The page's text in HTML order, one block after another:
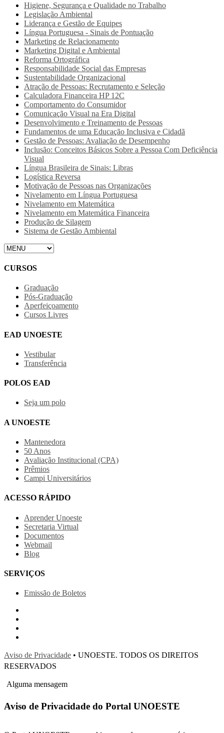
Higiene, Segurança e Qualidade no Trabalho
Legislação Ambiental
Liderança e Gestão de Equipes
Língua Portuguesa - Sinais de Pontuação
Marketing de Relacionamento
Marketing Digital e Ambiental
Reforma Ortográfica
Responsabilidade Social das Empresas
Sustentabilidade Organizacional
Atração de Pessoas: Recrutamento e Seleção
Calculadora Financeira HP 12C
Comportamento do Consumidor
Comunicação Visual na Era Digital
Desenvolvimento e Treinamento de Pessoas
Fundamentos de uma Educação Inclusiva e Cidadã
Gestão de Pessoas: Avaliação de Desempenho
Inclusão: Conceitos Básicos Sobre a Pessoa Com Deficiência
Visual
Língua Brasileira de Sinais: Libras
Logística Reversa
Motivação de Pessoas nas Organizações
Nivelamento em Língua Portuguesa
Nivelamento em Matemática
Nivelamento em Matemática Financeira
Produção de Silagem
Sistema de Gestão Ambiental
CURSOS
Graduação
Pós-Graduação
Aperfeiçoamento
Cursos Livres
EAD UNOESTE
Vestibular
Transferência
POLOS EAD
Seja um polo
A UNOESTE
Mantenedora
50 Anos
Avaliação Institucional (CPA)
Prêmios
Campi Universitários
ACESSO RÁPIDO
Aprender Unoeste
Secretaria Virtual
Documentos
Webmail
Blog
SERVIÇOS
Emissão de Boletos
Aviso de Privacidade • UNOESTE. TODOS OS DIREITOS
RESERVADOS
Alguma mensagem
Aviso de Privacidade do Portal UNOESTE